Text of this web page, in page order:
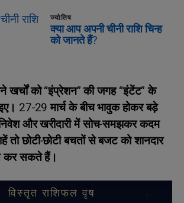
ज्योतिष
क्या आप अपनी चीनी राशि चिन्ह
को जानते हैं?
खर्चों को “इंप्रेशन” की जगह “इंटेंट” के
27-29 मार्च के बीच भावुक होकर बड़े
और खरीदारी में सोच-समझकर कदम
तो छोटी-छोटी बचतों से बजट को शानदार
कर सकते हैं।
विस्तृत राशिफल वृष